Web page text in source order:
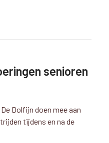
senioren
Dolfijn doen mee aan
tijdens en na de